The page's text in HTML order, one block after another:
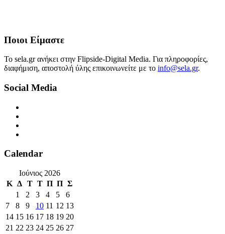
Ποιοι Είμαστε
Το sela.gr ανήκει στην Flipside-Digital Media. Για πληροφορίες,
διαφήμιση, αποστολή ύλης επικοινωνείτε με το info@sela.gr.
Social Media
Calendar
Ιούνιος 2026
Κ Δ Τ Τ Π Π Σ
1
2 3 4 5
6
7
8 9 10 11 12 13
14 15 16 17 18 19 20
21 22 23 24 25 26 27